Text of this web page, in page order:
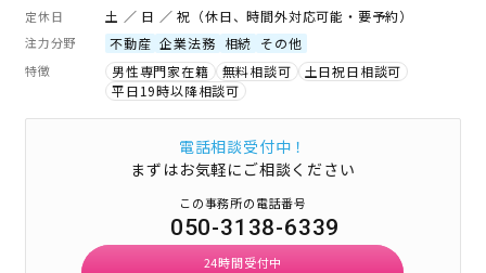
定休日 土 ／ 日 ／ 祝（休日、時間外対応可能・要予約）
注力分野 不動産 企業法務 相続 その他
特徴 男性専門家在籍 無料相談可
土日祝日相談可
平日19時以降相談可
電話相談受付中！
まずはお気軽にご相談ください
この事務所の電話番号
050-3138-6339
24時間受付中